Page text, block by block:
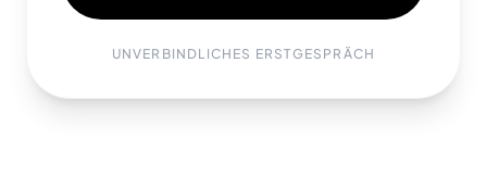
UNVERBINDLICHES ERSTGESPRÄCH